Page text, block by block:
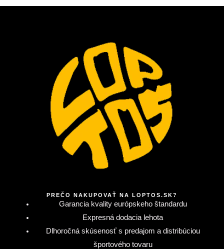
PREČO NAKUPOVAŤ NA LOPTOS.SK?
Garancia kvality európskeho štandardu
Expresná dodacia lehota
Dlhoročná skúsenosť s predajom a distribúciou
športového tovaru